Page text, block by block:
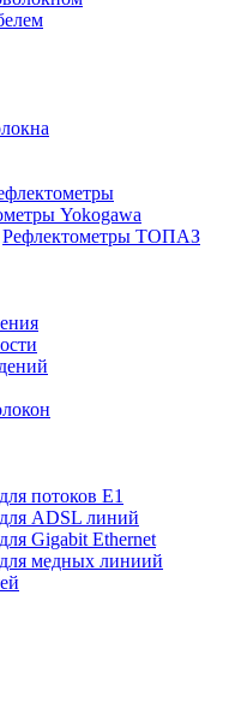
Yokogawa
Рефлектометры ТОПАЗ
потоков Е1
ADSL линий
Gigabit Ethernet
медных линиий